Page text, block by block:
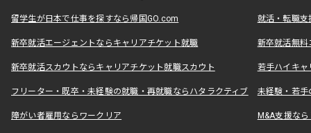
留学生が日本で仕事を探すなら帰国GO.com 就活・転職
新卒就活エージェントならキャリアチケット就職 新卒就活無料
新卒就活スカウトならキャリアチケット就職スカウト 若手ハイキ
フリーター・既卒・未経験の就職・再就職ならハタラクティブ 未経験・若手
障がい者雇用ならワークリア M&A支援な